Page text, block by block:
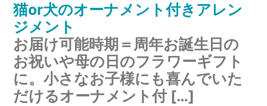
猫or犬のオーナメント付きアレン
ジメント
お届け可能時期＝周年お誕生日の
お祝いや母の日のフラワーギフト
に。小さなお子様にも喜んでいた
だけるオーナメント付 […]